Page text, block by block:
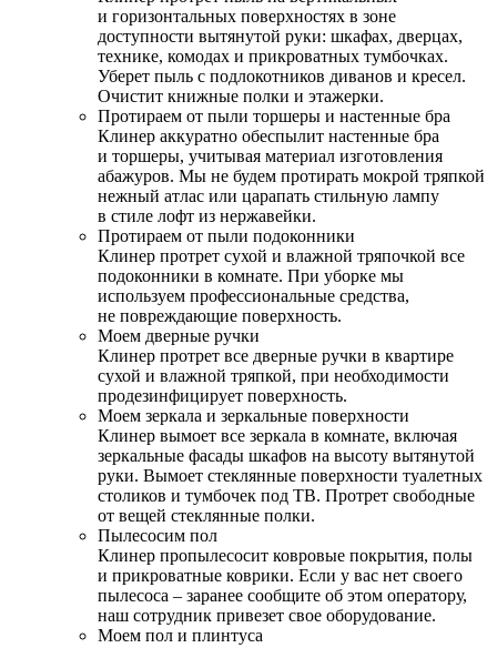
и горизонтальных поверхностях в зоне
доступности вытянутой руки: шкафах, дверцах,
технике, комодах и прикроватных тумбочках.
Уберет пыль с подлокотников диванов и кресел.
Очистит книжные полки и этажерки.
Протираем от пыли торшеры и настенные бра
Клинер аккуратно обеспылит настенные бра
и торшеры, учитывая материал изготовления
абажуров. Мы не будем протирать мокрой тряпкой
нежный атлас или царапать стильную лампу
в стиле лофт из нержавейки.
Протираем от пыли подоконники
Клинер протрет сухой и влажной тряпочкой все
подоконники в комнате. При уборке мы
используем профессиональные средства,
не повреждающие поверхность.
Моем дверные ручки
Клинер протрет все дверные ручки в квартире
сухой и влажной тряпкой, при необходимости
продезинфицирует поверхность.
Моем зеркала и зеркальные поверхности
Клинер вымоет все зеркала в комнате, включая
зеркальные фасады шкафов на высоту вытянутой
руки. Вымоет стеклянные поверхности туалетных
столиков и тумбочек под ТВ. Протрет свободные
от вещей стеклянные полки.
Пылесосим пол
Клинер пропылесосит ковровые покрытия, полы
и прикроватные коврики. Если у вас нет своего
пылесоса – заранее сообщите об этом оператору,
наш сотрудник привезет свое оборудование.
Моем пол и плинтуса